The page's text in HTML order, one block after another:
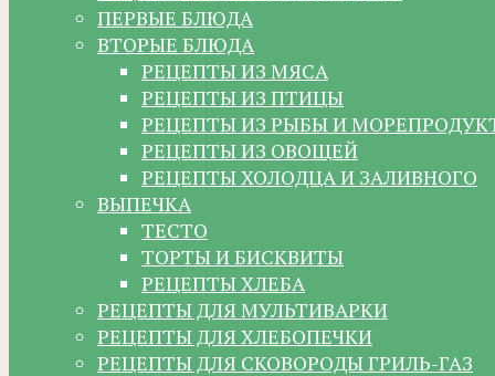
ПЕРВЫЕ БЛЮДА
ВТОРЫЕ БЛЮДА
РЕЦЕПТЫ ИЗ МЯСА
РЕЦЕПТЫ ИЗ ПТИЦЫ
РЕЦЕПТЫ ИЗ РЫБЫ И
РЕЦЕПТЫ ИЗ ОВОЩЕЙ
РЕЦЕПТЫ ХОЛОДЦА И ЗАЛИВНОГО
ВЫПЕЧКА
ТЕСТО
ТОРТЫ И БИСКВИТЫ
РЕЦЕПТЫ ХЛЕБА
РЕЦЕПТЫ ДЛЯ МУЛЬТИВАРКИ
РЕЦЕПТЫ ДЛЯ ХЛЕБОПЕЧКИ
РЕЦЕПТЫ ДЛЯ СКОВОРОДЫ ГРИЛЬ-ГАЗ